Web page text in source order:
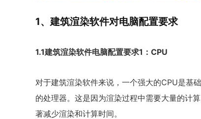
1、建筑渲染软件对电脑配置要求
1.1建筑渲染软件电脑配置要求1：CPU
对于建筑渲染软件来说，一个强大的CPU是基
的处理器。这是因为渲染过程中需要大量的计
著减少渲染和计算时间。